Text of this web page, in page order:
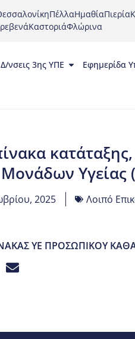
ΠέλλαΗμαθίαΠιερία
ΚαστοριάΦλώρινα
Δ/νσεις 3ης ΥΠΕ Εφημερίδα
Μονάδων Υγείας
2025 Λοιπό
ΥΕ ΠΡΟΣΩΠΙΚΟΥ